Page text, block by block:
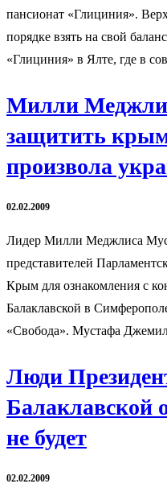
пансионат «Глициния».
порядке взять на свой
«Глициния» в Ялте, где в
Милли
защитить
произвола
02.02.2009
Лидер Милли Меджлиса
представителей
Крым для ознакомления с
Балаклавской в
«Свобода». Мустафа
Люди
Балаклавской
не будет
02.02.2009